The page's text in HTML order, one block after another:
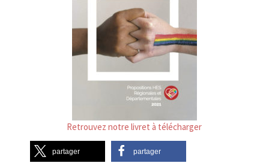
Retrouvez notre livret à télécharger
partager partager